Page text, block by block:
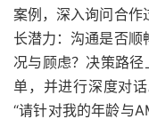
案例，深入询问合作
长潜力：沟通是否顺
况与顾虑？决策路
单，并进行深度对
“请针对我的年龄与